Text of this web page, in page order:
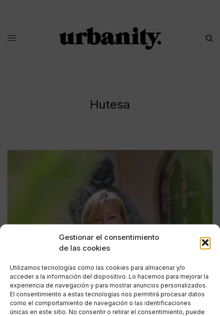
Gestionar el consentimiento
de las cookies
Utilizamos tecnologías como las cookies para almacenar y/o
acceder a la información del dispositivo. Lo hacemos para mejorar la
experiencia de navegación y para mostrar anuncios personalizados.
El consentimiento a estas tecnologías nos permitirá procesar datos
como el comportamiento de navegación o las identificaciones
únicas en este sitio. No consentir o retirar el consentimiento, puede
Hutesa